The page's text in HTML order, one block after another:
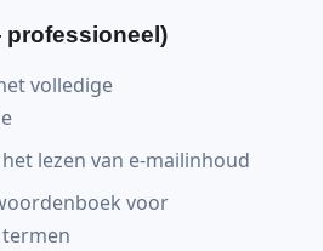
volledige
lezen van e-mailinhoud
voor